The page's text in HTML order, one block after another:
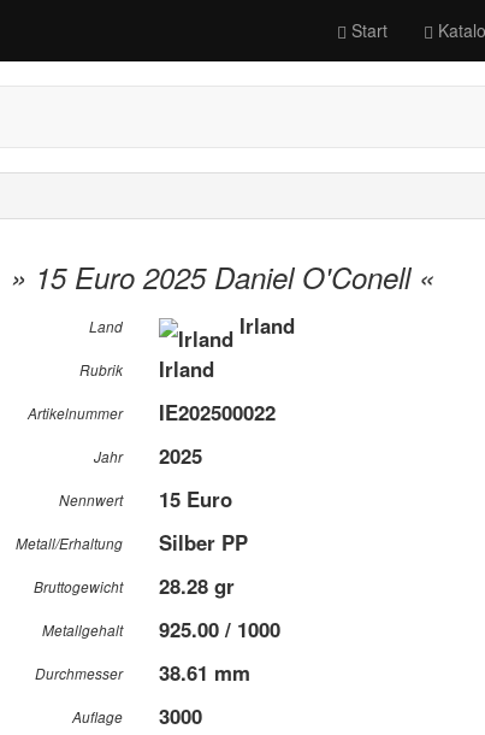
Start
» 15 Euro 2025 Daniel O'Conell «
Land Irland
Rubrik Irland
Artikelnummer IE202500022
Jahr 2025
Nennwert 15 Euro
Metall/Erhaltung Silber PP
Bruttogewicht 28.28 gr
Metallgehalt 925.00 / 1000
Durchmesser 38.61 mm
Auflage 3000